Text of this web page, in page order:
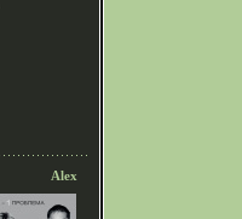
Alex